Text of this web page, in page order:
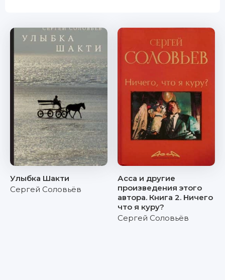
Улыбка Шакти
Сергей Соловьёв
Асса и другие
произведения этого
автора. Книга 2. Ничего
что я куру?
Сергей Соловьёв